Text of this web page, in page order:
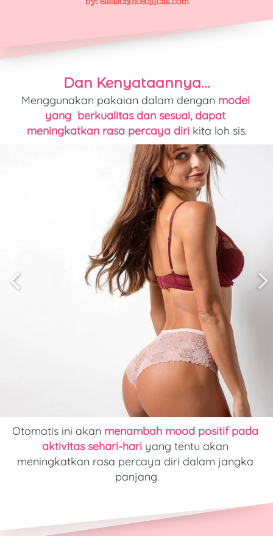
Dan Kenyataannya...
Menggunakan pakaian dalam dengan model
yang  berkualitas dan sesuai, dapat
meningkatkan rasa percaya diri kita loh sis.
Otomatis ini akan menambah mood positif pada
aktivitas sehari-hari yang tentu akan
meningkatkan rasa percaya diri dalam jangka
panjang.